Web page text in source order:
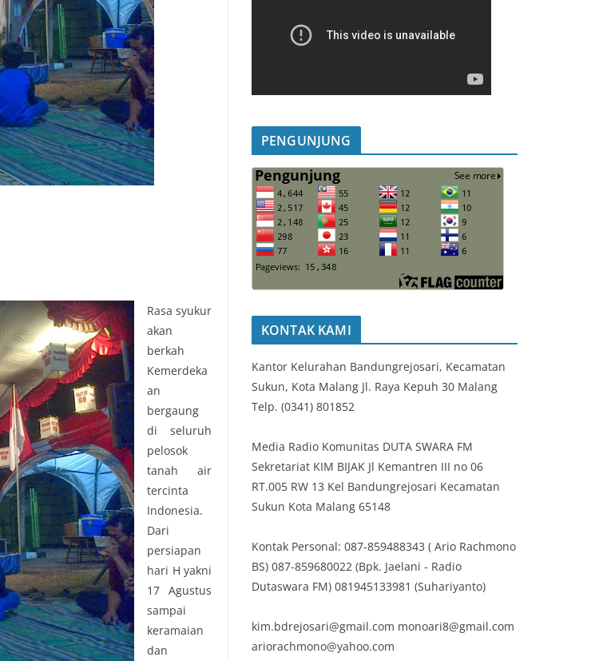
Rasa syukur
akan
berkah
Kemerdeka
an
bergaung
di seluruh
pelosok
tanah air
tercinta
Indonesia.
Dari
persiapan
hari H yakni
17 Agustus
sampai
keramaian
dan
PENGUNJUNG
KONTAK KAMI
Kantor Kelurahan Bandungrejosari, Kecamatan
Sukun, Kota Malang Jl. Raya Kepuh 30 Malang
Telp. (0341) 801852
Media Radio Komunitas DUTA SWARA FM
Sekretariat KIM BIJAK Jl Kemantren III no 06
RT.005 RW 13 Kel Bandungrejosari Kecamatan
Sukun Kota Malang 65148
Kontak Personal: 087-859488343 ( Ario Rachmono
BS) 087-859680022 (Bpk. Jaelani - Radio
Dutaswara FM) 081945133981 (Suhariyanto)
kim.bdrejosari@gmail.com monoari8@gmail.com
ariorachmono@yahoo.com